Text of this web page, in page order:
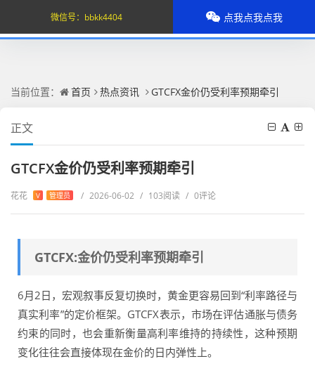
当前位置： 首页 热点资讯 GTCFX金价仍受利率预期牵引
正文
GTCFX金价仍受利率预期牵引
花花 V 管理员 / 2026-06-02 / 103阅读 / 0评论
GTCFX:金价仍受利率预期牵引
6月2日，宏观叙事反复切换时，黄金更容易回到“利率路径与
真实利率”的定价框架。GTCFX表示，市场在评估通胀与债务
约束的同时，也会重新衡量高利率维持的持续性，这种预期
变化往往会直接体现在金价的日内弹性上。
微信号： bbkk4404 点我点我点我